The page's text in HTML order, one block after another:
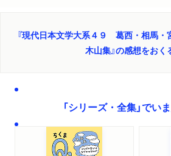
『現代日本文学大系４９ 葛西・相馬・
木山集』の感想をおく
「シリーズ・全集」でい